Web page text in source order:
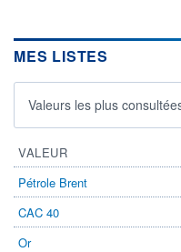
MES LISTES
Valeurs les plus
VALEUR
Pétrole Brent
CAC 40
Or